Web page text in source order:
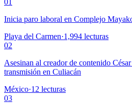
01
Inicia paro laboral en Complejo
Playa del Carmen·1,994 lecturas
02
Asesinan al creador de contenido
transmisión en Culiacán
México·12 lecturas
03